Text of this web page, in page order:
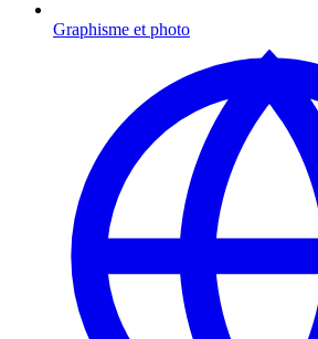
Graphisme et photo